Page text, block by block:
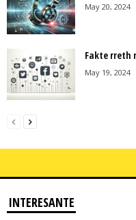
May 20, 2024
Fakte rreth
May 19, 2024
INTERESANTE